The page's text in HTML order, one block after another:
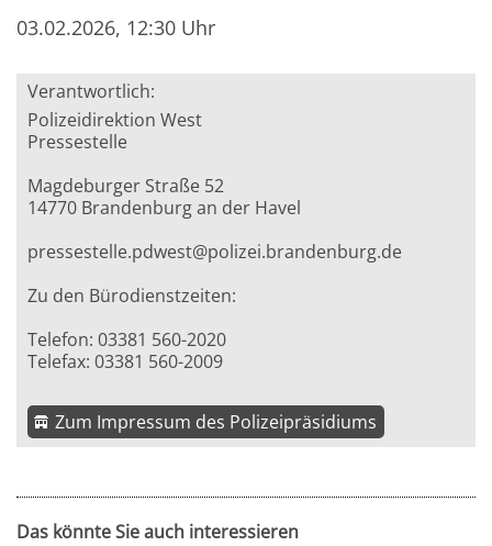
03.02.2026, 12:30 Uhr
Verantwortlich:
Polizeidirektion West
Pressestelle
Magdeburger Straße 52
14770 Brandenburg an der Havel
pressestelle.pdwest@polizei.brandenburg.de
Zu den Bürodienstzeiten:
Telefon: 03381 560-2020
Telefax: 03381 560-2009
Zum Impressum des Polizeipräsidiums
Das könnte Sie auch interessieren